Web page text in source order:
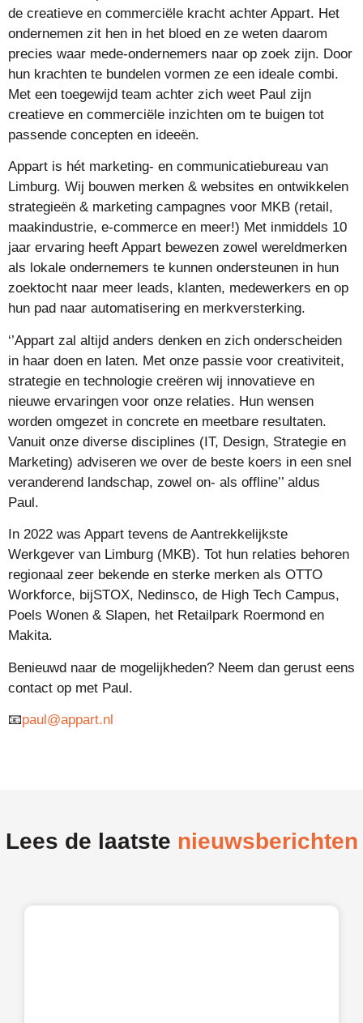
de creatieve en commerciële kracht achter Appart. Het
ondernemen zit hen in het bloed en ze weten daarom
precies waar mede-ondernemers naar op zoek zijn. Door
hun krachten te bundelen vormen ze een ideale combi.
Met een toegewijd team achter zich weet Paul zijn
creatieve en commerciële inzichten om te buigen tot
passende concepten en ideeën.
Appart is hét marketing- en communicatiebureau van
Limburg. Wij bouwen merken & websites en ontwikkelen
strategieën & marketing campagnes voor MKB (retail,
maakindustrie, e-commerce en meer!) Met inmiddels 10
jaar ervaring heeft Appart bewezen zowel wereldmerken
als lokale ondernemers te kunnen ondersteunen in hun
zoektocht naar meer leads, klanten, medewerkers en op
hun pad naar automatisering en merkversterking.
‘’Appart zal altijd anders denken en zich onderscheiden
in haar doen en laten. Met onze passie voor creativiteit,
strategie en technologie creëren wij innovatieve en
nieuwe ervaringen voor onze relaties. Hun wensen
worden omgezet in concrete en meetbare resultaten.
Vanuit onze diverse disciplines (IT, Design, Strategie en
Marketing) adviseren we over de beste koers in een snel
veranderend landschap, zowel on- als offline’’ aldus
Paul.
In 2022 was Appart tevens de Aantrekkelijkste
Werkgever van Limburg (MKB). Tot hun relaties behoren
regionaal zeer bekende en sterke merken als OTTO
Workforce, bijSTOX, Nedinsco, de High Tech Campus,
Poels Wonen & Slapen, het Retailpark Roermond en
Makita.
Benieuwd naar de mogelijkheden? Neem dan gerust eens
contact op met Paul.
📧paul@appart.nl
Lees de laatste nieuwsberichten